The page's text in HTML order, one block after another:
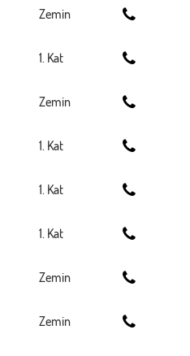
Zemin
1. Kat
Zemin
1. Kat
1. Kat
1. Kat
Zemin
Zemin